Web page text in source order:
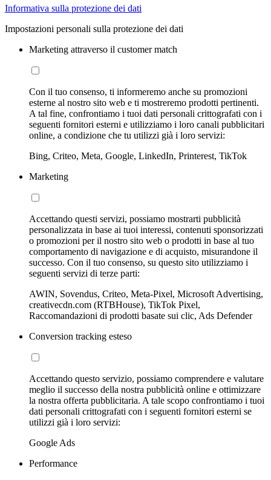
Informativa sulla protezione dei dati
Impostazioni personali sulla protezione dei dati
Marketing attraverso il customer match
Con il tuo consenso, ti informeremo anche su promozioni
esterne al nostro sito web e ti mostreremo prodotti pertinenti.
A tal fine, confrontiamo i tuoi dati personali crittografati con i
seguenti fornitori esterni e utilizziamo i loro canali pubblicitari
online, a condizione che tu utilizzi già i loro servizi:
Bing, Criteo, Meta, Google, LinkedIn, Printerest, TikTok
Marketing
Accettando questi servizi, possiamo mostrarti pubblicità
personalizzata in base ai tuoi interessi, contenuti sponsorizzati
o promozioni per il nostro sito web o prodotti in base al tuo
comportamento di navigazione e di acquisto, misurandone il
successo. Con il tuo consenso, su questo sito utilizziamo i
seguenti servizi di terze parti:
AWIN, Sovendus, Criteo, Meta-Pixel, Microsoft Advertising,
creativecdn.com (RTBHouse), TikTok Pixel,
Raccomandazioni di prodotti basate sui clic, Ads Defender
Conversion tracking esteso
Accettando questo servizio, possiamo comprendere e valutare
meglio il successo della nostra pubblicità online e ottimizzare
la nostra offerta pubblicitaria. A tale scopo confrontiamo i tuoi
dati personali crittografati con i seguenti fornitori esterni se
utilizzi già i loro servizi:
Google Ads
Performance